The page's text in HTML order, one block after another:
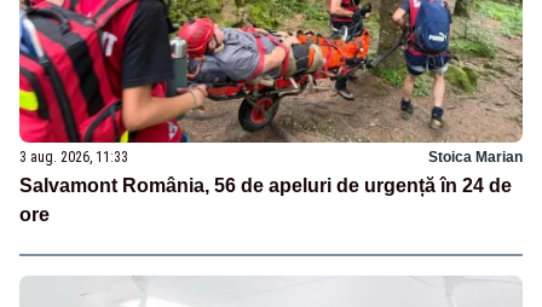
3 aug. 2026, 11:33 Stoica Marian
Salvamont România, 56 de apeluri de urgență în 24 de
ore